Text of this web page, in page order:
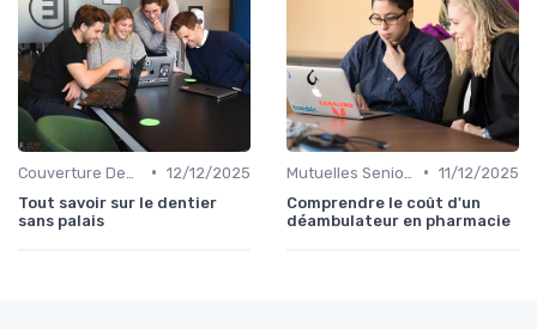
• 12/12/2025
Tout savoir sur le dentier
sans palais
• 11/12/2025
Comprendre le coût d'un
déambulateur en pharmacie